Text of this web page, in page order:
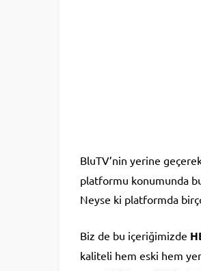
BluTV’nin yerine
platformu konumunda
Neyse ki platformda
Biz de bu içeriğimizde
kaliteli hem eski hem